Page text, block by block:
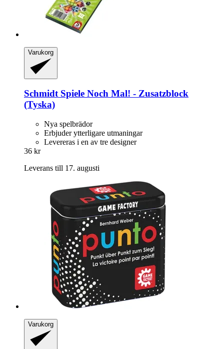
Varukorg
Schmidt Spiele Noch Mal! -​ Zusatzblock
(Tyska)
Nya spelbrädor
Erbjuder ytterligare utmaningar
Levereras i en av tre designer
36 kr
Leverans till 17. augusti
Varukorg